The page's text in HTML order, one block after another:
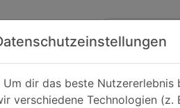
Um dir das beste Nutzererlebnis
verschiedene Technologien (z.